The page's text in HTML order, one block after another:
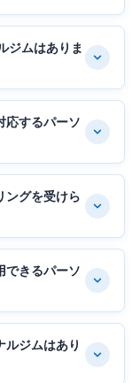
ジムはありま
応するパーソ
ングを受けら
できるパーソ
ルジムはあり